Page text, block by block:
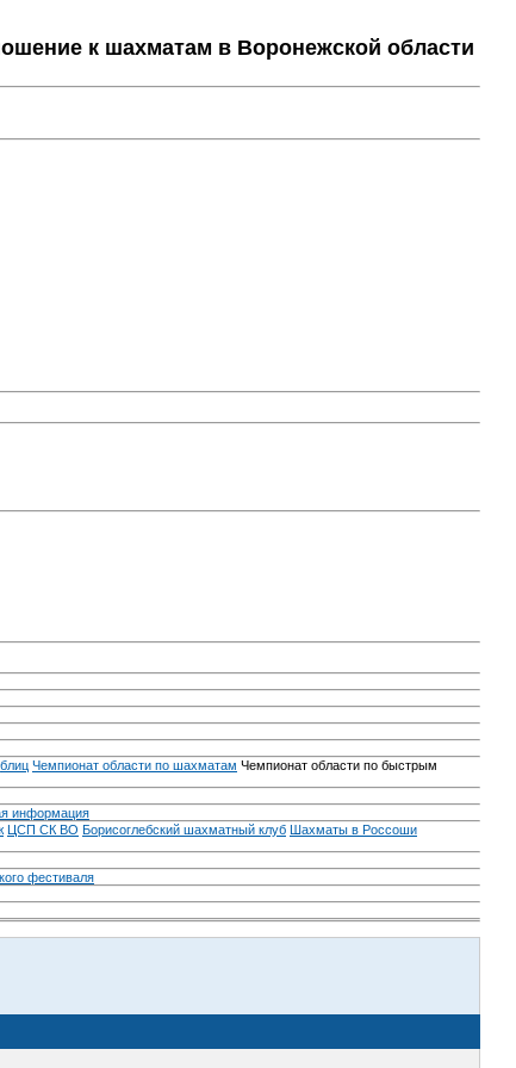
к шахматам в Воронежской области
блиц Чемпионат области по шахматам Чемпионат области по быстрым
информация
ЦСП СК ВО Борисоглебский шахматный клуб Шахматы в Россоши
фестиваля